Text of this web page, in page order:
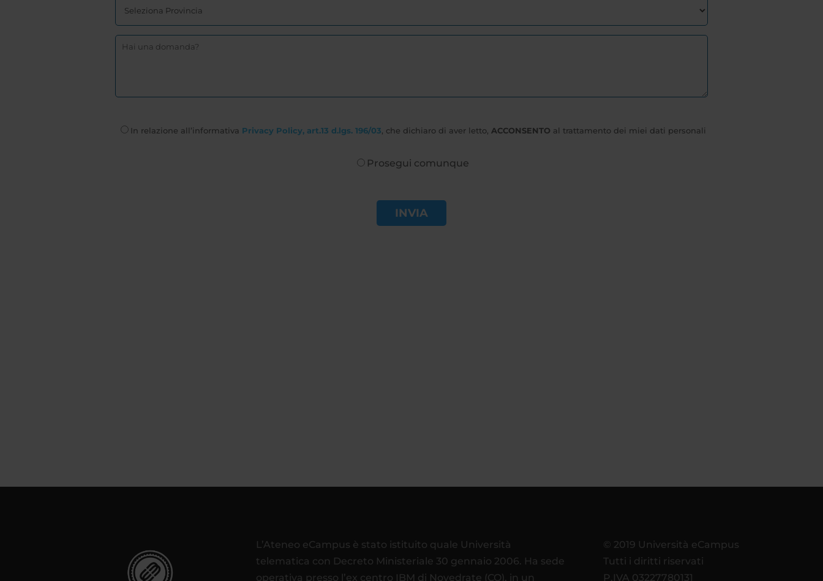
In relazione all’informativa Privacy Policy, art.13 d.lgs. 196/03 , che dichiaro di aver letto, ACCONSENTO al trattamento dei miei dati personali
Prosegui comunque
L’Ateneo eCampus è stato istituito quale Università
telematica con Decreto Ministeriale 30 gennaio 2006. Ha sede
operativa presso l’ex centro IBM di Novedrate (CO), in un
© 2019 Università eCampus
Tutti i diritti riservati
P.IVA 03227780131